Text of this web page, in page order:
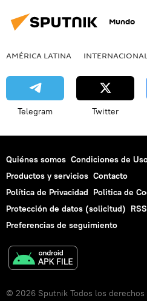
Mundo
AMÉRICA LATINA
Telegram Twitter
Quiénes somos Condiciones de
Productos y servicios Contacto
Política de Privacidad Politica de
Protección de datos (solicitud) RSS
Preferencias de seguimiento
© 2026 Sputnik Todos los derechos